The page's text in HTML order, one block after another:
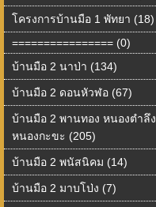
โครงการบ้านมือ 1 พัทยา (18)
================ (0)
บ้านมือ 2 นาป่า (134)
บ้านมือ 2 ดอนหัวฬอ (67)
บ้านมือ 2 พานทอง หนองตำลึง
หนองกะขะ (205)
บ้านมือ 2 พนัสนิคม (14)
บ้านมือ 2 มาบโป่ง (7)